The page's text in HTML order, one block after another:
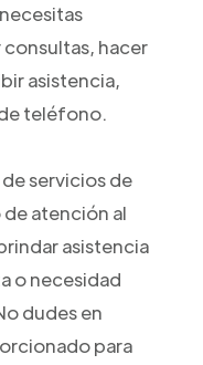
consultas, hacer
asistencia,
teléfono.
servicios de
atención al
asistencia
o necesidad
dudes en
para